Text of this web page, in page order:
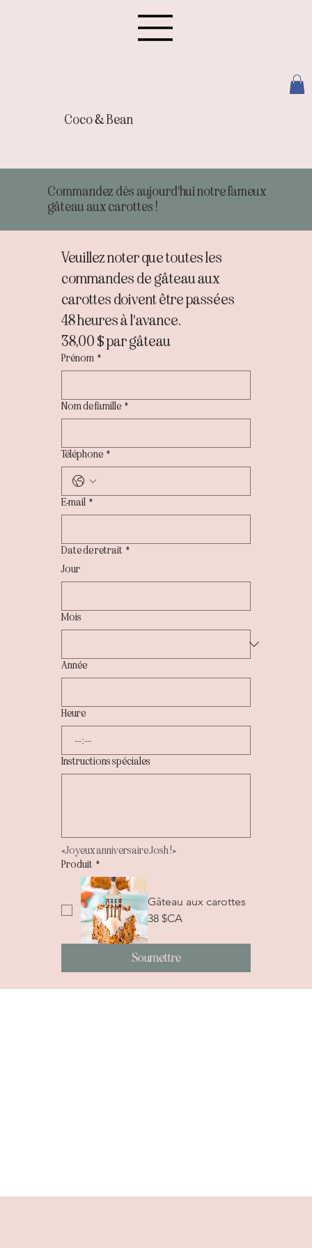
Coco & Bean
Commandez dès aujourd'hui notre fameux
gâteau aux carottes !
Veuillez noter que toutes les
commandes de gâteau aux
carottes doivent être passées
48 heures à l'avance.
38,00 $ par gâteau
Prénom *
Nom de famille *
Téléphone *
E-mail *
Date de retrait *
Jour
Mois
Année
Heure
:
Instructions spéciales
«Joyeux anniversaire Josh !»
Produit *
Gâteau aux carottes
38 $CA
Soumettre